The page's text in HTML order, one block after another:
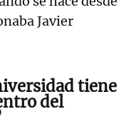
Javier
tiene
del